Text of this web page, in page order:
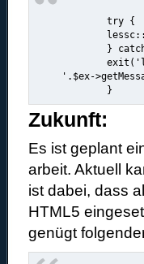
'.$ex-
Zukunft:
Es ist geplant
arbeit. Aktuell
ist dabei, dass
HTML5
genügt